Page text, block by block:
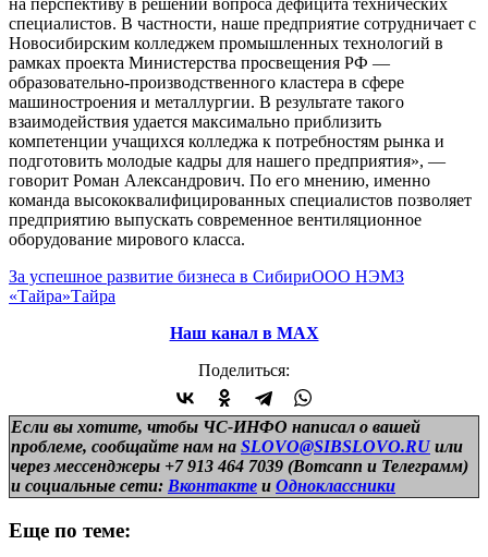
специалистов. В частности, наше предприятие сотрудничает с
Новосибирским колледжем промышленных технологий в
рамках проекта Министерства просвещения РФ —
образовательно-производственного кластера в сфере
машиностроения и металлургии. В результате такого
взаимодействия удается максимально приблизить
компетенции учащихся колледжа к потребностям рынка и
подготовить молодые кадры для нашего предприятия», —
говорит Роман Александрович. По его мнению, именно
команда высококвалифицированных специалистов позволяет
предприятию выпускать современное вентиляционное
оборудование мирового класса.
За успешное развитие бизнеса в СибириООО НЭМЗ
«Тайра»Тайра
Наш канал в МАХ
Поделиться:
Если вы хотите, чтобы ЧС-ИНФО написал о вашей
проблеме, сообщайте нам на SLOVO@SIBSLOVO.RU или
через мессенджеры +7 913 464 7039 (Вотсапп и Телеграмм)
и социальные сети: Вконтакте и Одноклассники
Еще по теме: